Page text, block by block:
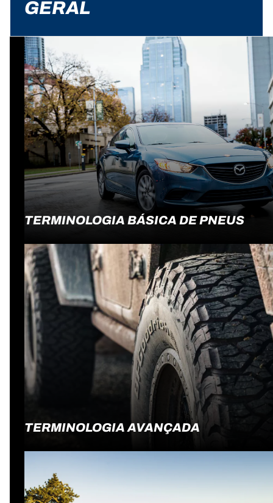
GERAL
TERMINOLOGIA BÁSICA DE PNEUS
TERMINOLOGIA AVANÇADA